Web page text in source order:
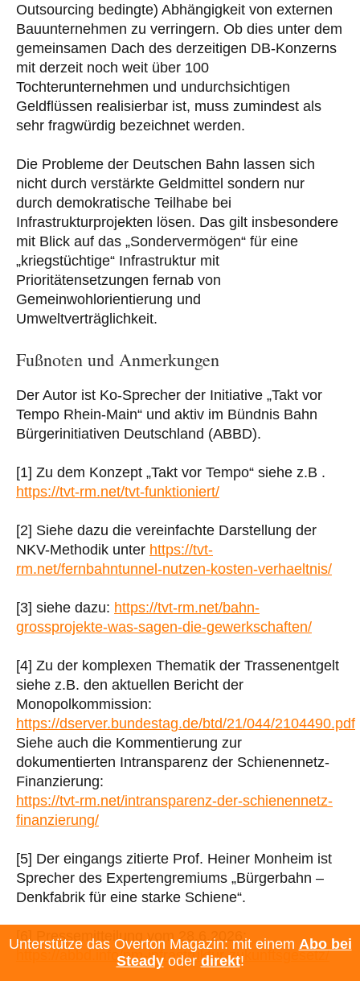
Outsourcing bedingte) Abhängigkeit von externen
Bauunternehmen zu verringern. Ob dies unter dem
gemeinsamen Dach des derzeitigen DB-Konzerns
mit derzeit noch weit über 100
Tochterunternehmen und undurchsichtigen
Geldflüssen realisierbar ist, muss zumindest als
sehr fragwürdig bezeichnet werden.
Die Probleme der Deutschen Bahn lassen sich
nicht durch verstärkte Geldmittel sondern nur
durch demokratische Teilhabe bei
Infrastrukturprojekten lösen. Das gilt insbesondere
mit Blick auf das „Sondervermögen“ für eine
„kriegstüchtige“ Infrastruktur mit
Prioritätensetzungen fernab von
Gemeinwohlorientierung und
Umweltverträglichkeit.
Fußnoten und Anmerkungen
Der Autor ist Ko-Sprecher der Initiative „Takt vor
Tempo Rhein-Main“ und aktiv im Bündnis Bahn
Bürgerinitiativen Deutschland (ABBD).
[1] Zu dem Konzept „Takt vor Tempo“ siehe z.B .
https://tvt-rm.net/tvt-funktioniert/
[2] Siehe dazu die vereinfachte Darstellung der
NKV-Methodik unter https://tvt-
rm.net/fernbahntunnel-nutzen-kosten-verhaeltnis/
[3] siehe dazu: https://tvt-rm.net/bahn-
grossprojekte-was-sagen-die-gewerkschaften/
[4] Zu der komplexen Thematik der Trassenentgelt
siehe z.B. den aktuellen Bericht der
Monopolkommission:
https://dserver.bundestag.de/btd/21/044/2104490.pdf
Siehe auch die Kommentierung zur
dokumentierten Intransparenz der Schienennetz-
Finanzierung:
https://tvt-rm.net/intransparenz-der-schienennetz-
finanzierung/
[5] Der eingangs zitierte Prof. Heiner Monheim ist
Sprecher des Expertengremiums „Bürgerbahn –
Denkfabrik für eine starke Schiene“.
[6] Pressemitteilung vom 28.6.2026:
https://abbd.info/pm-infrastruktur-zukunftsgesetz/
Unterstütze das Overton Magazin: mit einem Abo bei
Steadyoder direkt!